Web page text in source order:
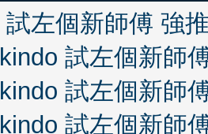
左個新師傅 強
試左個新師
試左個新師
試左個新師